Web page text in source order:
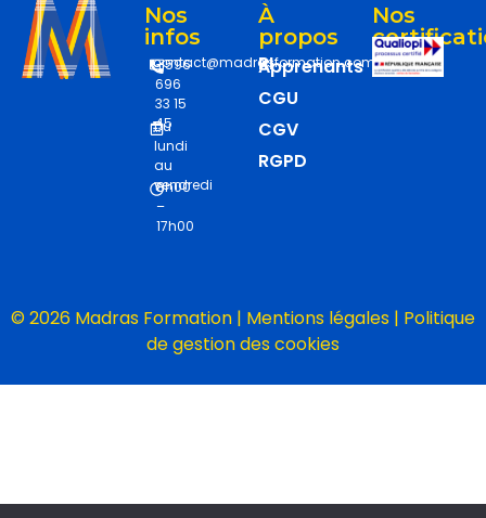
Nos
infos
contact@madrasformation.com
+596
696
33 15
45
Du
lundi
au
vendredi
8h00
–
17h00
À
propos
RI
Apprenants
CGU
CGV
RGPD
Nos
© 2026 Madras Formation | Mentions légales | Politique
de gestion des cookies